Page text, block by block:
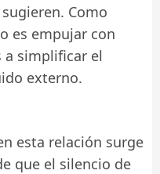
Como
es empujar con
a simplificar el
externo.
esta relación surge
que el silencio de